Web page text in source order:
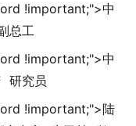
!important;">中
总工
!important;">中
研究员
!important;">陆